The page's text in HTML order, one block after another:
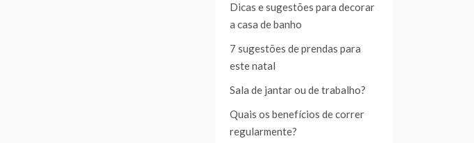
Dicas e sugestões para decorar
a casa de banho
7 sugestões de prendas para
este natal
Sala de jantar ou de trabalho?
Quais os benefícios de correr
regularmente?